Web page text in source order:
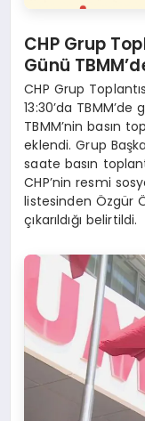
CHP Grup
Günü
CHP Grup
13:30’da
TBMM’nin basın
eklendi. Grup
saate basın
CHP’nin resmi
listesinden Özgür
çıkarıldığı belirtildi.